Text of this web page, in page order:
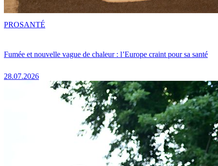
Fumée et nouvelle vague de chaleur : l’Europe craint pour sa santé
28.07.2026
PROSANTÉ